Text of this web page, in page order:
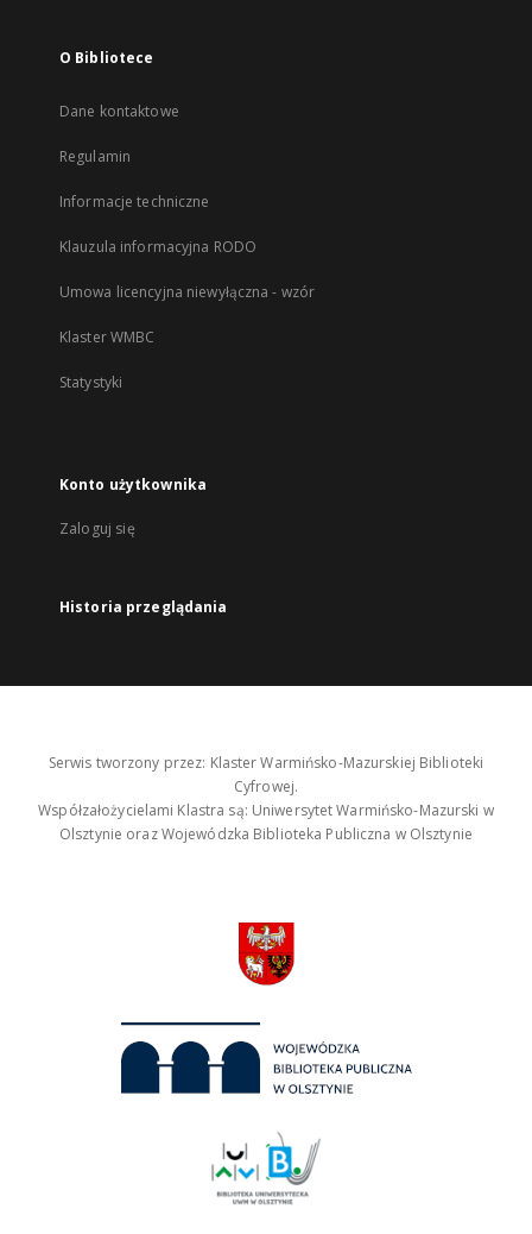
O Bibliotece
Dane kontaktowe
Regulamin
Informacje techniczne
Klauzula informacyjna RODO
Umowa licencyjna niewyłączna - wzór
Klaster WMBC
Statystyki
Konto użytkownika
Zaloguj się
Historia przeglądania
Serwis tworzony przez: Klaster Warmińsko-Mazurskiej Biblioteki
Cyfrowej.
Współzałożycielami Klastra są: Uniwersytet Warmińsko-Mazurski w
Olsztynie oraz Wojewódzka Biblioteka Publiczna w Olsztynie